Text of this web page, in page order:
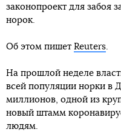
законопроект для забоя
норок.
Об этом пишет Reuters.
На прошлой неделе
всей популяции норки в
миллионов, одной из
новый штамм
людям.